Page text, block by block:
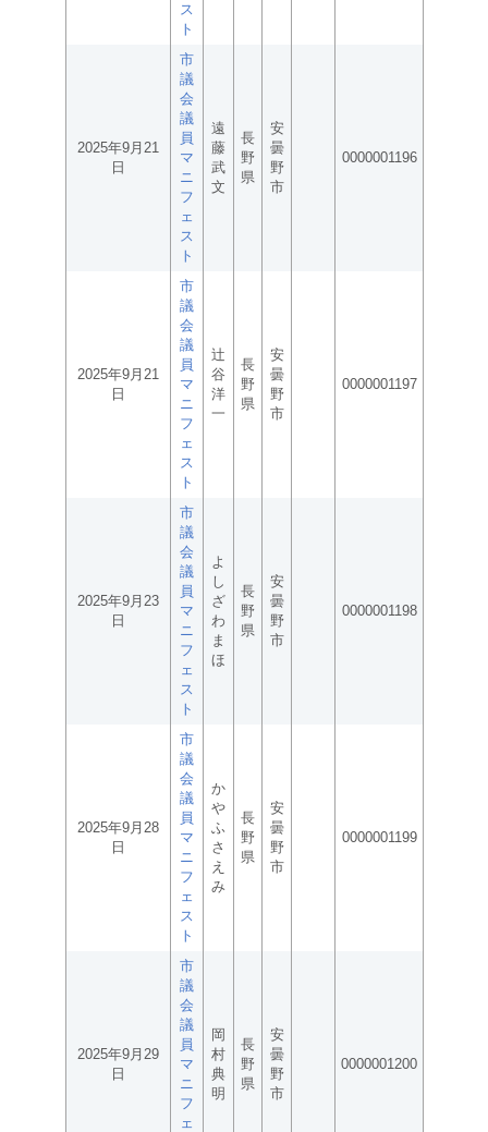
ス
ト
2025年9月21
日
市
議
会
議
員
マ
ニ
フ
ェ
ス
ト
遠
藤
武
文
長
野
県
安
曇
野
市
0000001196
2025年9月21
日
市
議
会
議
員
マ
ニ
フ
ェ
ス
ト
辻
谷
洋
一
長
野
県
安
曇
野
市
0000001197
2025年9月23
日
市
議
会
議
員
マ
ニ
フ
ェ
ス
ト
よ
し
ざ
わ
ま
ほ
長
野
県
安
曇
野
市
0000001198
2025年9月28
日
市
議
会
議
員
マ
ニ
フ
ェ
ス
ト
か
や
ふ
さ
え
み
長
野
県
安
曇
野
市
0000001199
2025年9月29
日
市
議
会
議
員
マ
ニ
フ
ェ
岡
村
典
明
長
野
県
安
曇
野
市
0000001200